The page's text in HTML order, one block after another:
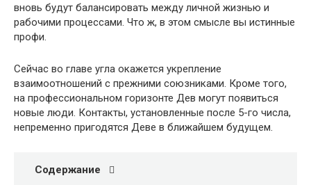
вновь будут балансировать между личной жизнью и
рабочими процессами. Что ж, в этом смысле вы истинные
профи.
Сейчас во главе угла окажется укрепление
взаимоотношений с прежними союзниками. Кроме того,
на профессиональном горизонте Дев могут появиться
новые люди. Контакты, установленные после 5-го числа,
непременно пригодятся Деве в ближайшем будущем.
Содержание